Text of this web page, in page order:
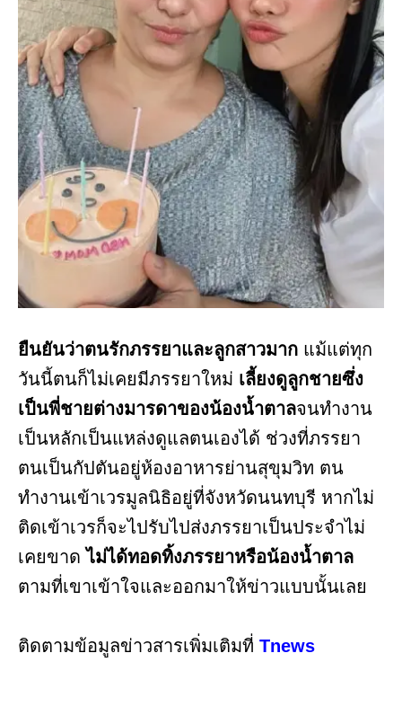
ยืนยันว่าตนรักภรรยาและลูกสาวมาก แม้แต่ทุก
วันนี้ตนก็ไม่เคยมีภรรยาใหม่ เลี้ยงดูลูกชายซึ่ง
เป็นพี่ชายต่างมารดาของน้องน้ำตาลจนทำงาน
เป็นหลักเป็นแหล่งดูแลตนเองได้ ช่วงที่ภรรยา
ตนเป็นกัปตันอยู่ห้องอาหารย่านสุขุมวิท ตน
ทำงานเข้าเวรมูลนิธิอยู่ที่จังหวัดนนทบุรี หากไม่
ติดเข้าเวรก็จะไปรับไปส่งภรรยาเป็นประจำไม่
เคยขาด ไม่ได้ทอดทิ้งภรรยาหรือน้องน้ำตาล
ตามที่เขาเข้าใจและออกมาให้ข่าวแบบนั้นเลย
ติดตามข้อมูลข่าวสารเพิ่มเติมที่ Tnews